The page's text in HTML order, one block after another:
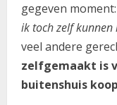
gegeven moment:
ik toch zelf kunnen
veel andere
zelfgemaakt is
buitenshuis